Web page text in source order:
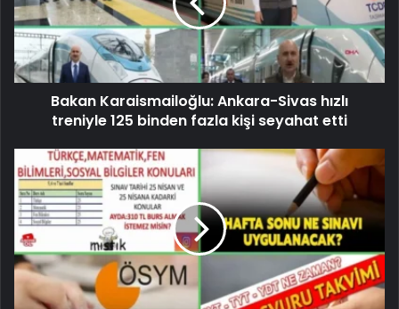
Bakan Karaismailoğlu: Ankara-Sivas hızlı
treniyle 125 binden fazla kişi seyahat etti